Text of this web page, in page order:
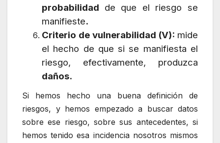
probabilidad de que el riesgo se
manifieste.
Criterio de vulnerabilidad (V): mide
el hecho de que si se manifiesta el
riesgo, efectivamente, produzca
daños.
Si hemos hecho una buena definición de
riesgos, y hemos empezado a buscar datos
sobre ese riesgo, sobre sus antecedentes, si
hemos tenido esa incidencia nosotros mismos